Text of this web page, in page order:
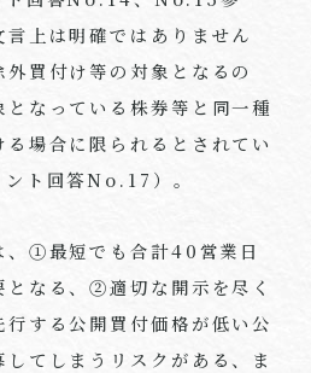
上は明確ではありません
買付け等の対象となるの
なっている株券等と同一種
場合に限られるとされてい
ント回答No.17）。
、①最短でも合計40営業日
となる、②適切な開示を尽く
する公開買付価格が低い公
てしまうリスクがある、ま